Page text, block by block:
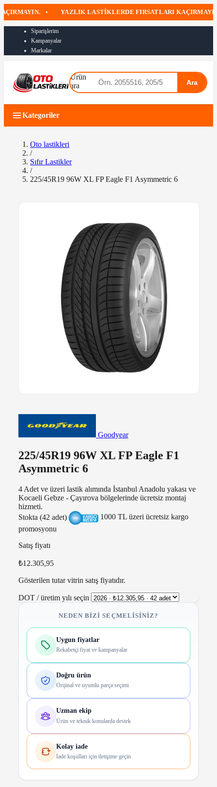
• YAZLIK LASTIKLERDE FIRSATLARI KAÇIRMAYIN
Siparişlerim
Kampanyalar
Markalar
Ürün
ara
Ara
Kategoriler
Oto lastikleri
/
Sıfır Lastikler
/
225/45R19 96W XL FP Eagle F1 Asymmetric 6
Goodyear
225/45R19 96W XL FP Eagle F1
Asymmetric 6
4 Adet ve üzeri lastik alımında İstanbul Anadolu yakası ve
Kocaeli Gebze - Çayırova bölgelerinde ücretsiz montaj
hizmeti.
Stokta (42 adet)
1000 TL üzeri ücretsiz kargo
promosyonu
Satış fiyatı
₺12.305,95
Gösterilen tutar vitrin satış fiyatıdır.
DOT / üretim yılı seçin
NEDEN BIZI SEÇMELISINIZ?
Uygun fiyatlar
Rekabetçi fiyat ve kampanyalar
Doğru ürün
Orijinal ve uyumlu parça seçimi
Uzman ekip
Ürün ve teknik konularda destek
Kolay iade
İade koşulları için iletişime geçin